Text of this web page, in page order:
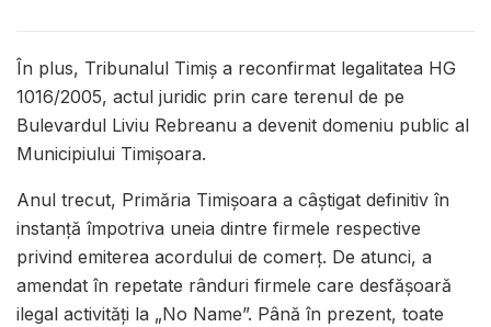
În plus, Tribunalul Timiș a reconfirmat legalitatea HG
1016/2005, actul juridic prin care terenul de pe
Bulevardul Liviu Rebreanu a devenit domeniu public al
Municipiului Timișoara.
Anul trecut, Primăria Timișoara a câștigat definitiv în
instanță împotriva uneia dintre firmele respective
privind emiterea acordului de comerț. De atunci, a
amendat în repetate rânduri firmele care desfășoară
ilegal activități la „No Name”. Până în prezent, toate